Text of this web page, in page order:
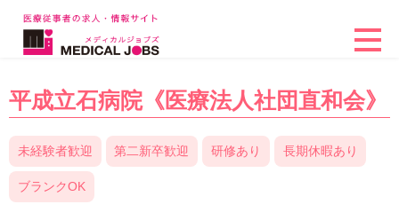
平成立石病院《医療法人社団直和会》
未経験者歓迎 第二新卒歓迎 研修あり 長期休暇あり
ブランクOK